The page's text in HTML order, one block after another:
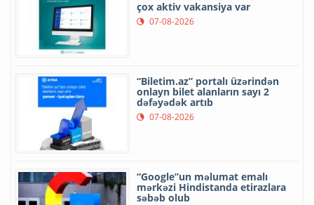
çox aktiv vakansiya var
07-08-2026
“Biletim.az” portalı üzərindən
onlayn bilet alanların sayı 2
dəfəyədək artıb
07-08-2026
“Google”un məlumat emalı
mərkəzi Hindistanda etirazlara
səbəb olub